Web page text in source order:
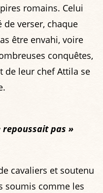
romains. Celui
de verser, chaque
être envahi, voire
conquêtes,
de leur chef Attila se
repoussait pas »
cavaliers et soutenu
soumis comme les